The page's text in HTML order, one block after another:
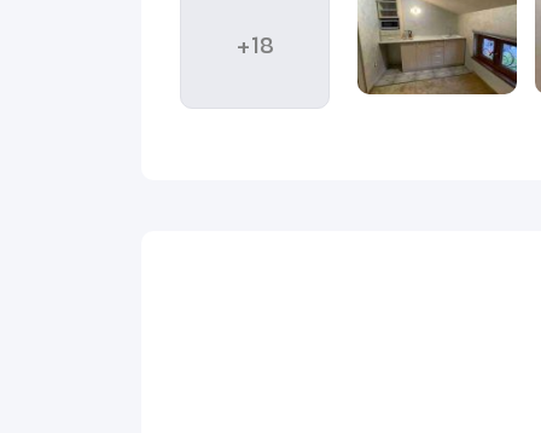
برای سفرهای کوتاه، خانوادگی و اقتصادی ایرانیان
سفرهای تفریحی و کاری محسوب می‌شود. ایروان
+18